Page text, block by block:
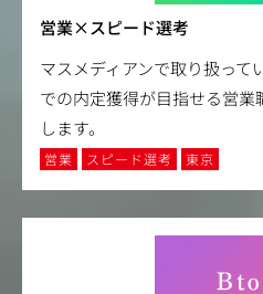
営業×スピード選考
マスメディアンで取り扱って
での内定獲得が目指せる営
します。
営業 スピード選考 東京